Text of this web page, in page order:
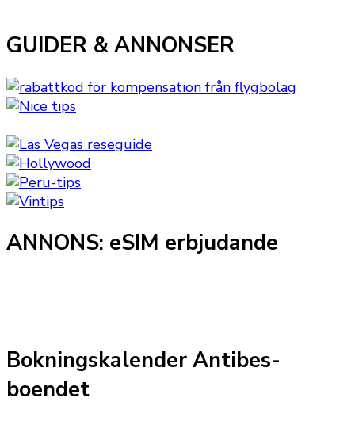
GUIDER & ANNONSER
ANNONS: eSIM erbjudande
Bokningskalender Antibes-
boendet